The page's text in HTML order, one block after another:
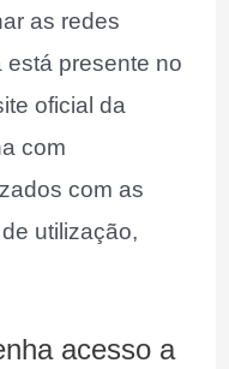
as redes
presente no
oficial da
com
com as
utilização,
acesso a